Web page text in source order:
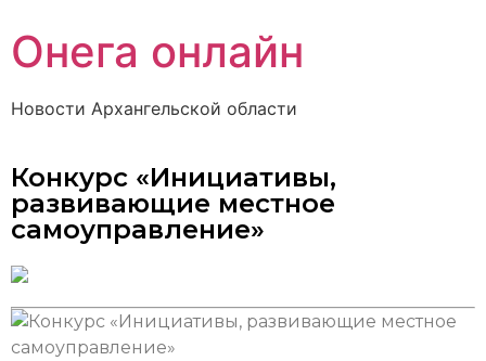
Онега онлайн
Новости Архангельской области
Конкурс «Инициативы,
развивающие местное
самоуправление»